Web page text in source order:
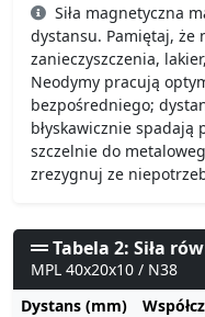
Siła magnetyczna
dystansu. Pamiętaj, że
zanieczyszczenia,
Neodymy pracują
bezpośredniego;
błyskawicznie
szczelnie do
zrezygnuj ze
Tabela 2: Siła
MPL 40x20x10 / N38
Dystans (mm)